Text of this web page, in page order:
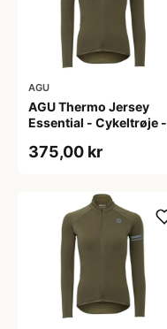
AGU
AGU Thermo Jersey
Essential - Cykeltrøje -
L
375,00 kr